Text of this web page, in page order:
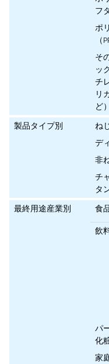
フ
ポ
（
そ
ッ
チ
リ
ど）
製品タイプ別
ね
デ
非
チ
タ
最終用途産業別
食
飲
パ
化
家